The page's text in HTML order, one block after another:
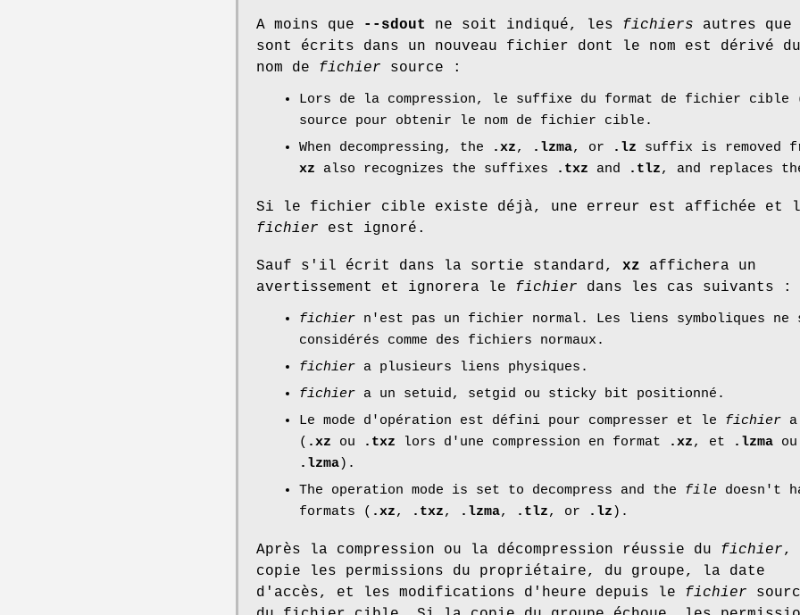
A moins que --sdout ne soit indiqué, les fichiers autres que
sont écrits dans un nouveau fichier dont le nom est dérivé du
nom de fichier source :
Lors de la compression, le suffixe du format de fichier cible
source pour obtenir le nom de fichier cible.
When decompressing, the
.xz, .lzma, or .lz suffix is removed
xz also recognizes the suffixes .txz and .tlz, and replaces
Si le fichier cible existe déjà, une erreur est affichée et
fichier est ignoré.
Sauf s'il écrit dans la sortie standard, xz affichera un
avertissement et ignorera le fichier dans les cas suivants :
fichier n'est pas un fichier normal. Les liens symboliques ne
considérés comme des fichiers normaux.
fichier a plusieurs liens physiques.
fichier a un setuid, setgid ou sticky bit positionné.
Le mode d'opération est défini pour compresser et le fichier
( .xz ou .txz lors d'une compression en format .xz, et .lzma ou
.lzma).
The operation mode is set to decompress and the file doesn't
formats ( .xz, .txz, .lzma, .tlz, or .lz ).
Après la compression ou la décompression réussie du fichier,
copie les permissions du propriétaire, du groupe, la date
d'accès, et les modifications d'heure depuis le fichier